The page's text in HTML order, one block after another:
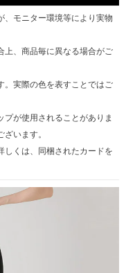
モニター環境等により実物
、商品毎に異なる場合がご
実際の色を表すことではご
が使用されることがありま
います。
くは、同梱されたカードを